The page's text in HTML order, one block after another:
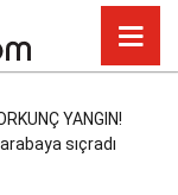
YANGIN!
sıçradı